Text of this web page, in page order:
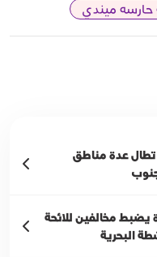
حارسه ميندي
تطال عدة مناطق
يضبط مخالفين للائحة
البحرية